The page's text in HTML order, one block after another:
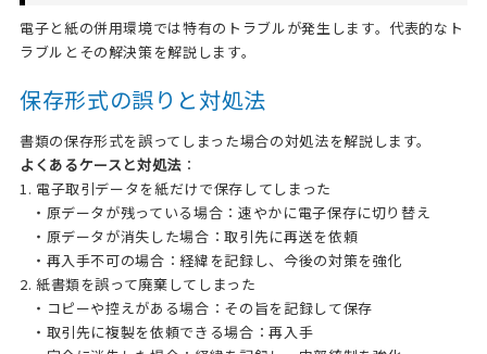
電子と紙の併用環境では特有のトラブルが発生します。代表的なト
ラブルとその解決策を解説します。
保存形式の誤りと対処法
書類の保存形式を誤ってしまった場合の対処法を解説します。
よくあるケースと対処法 ：
1. 電子取引データを紙だけで保存してしまった
・原データが残っている場合：速やかに電子保存に切り替え
・原データが消失した場合：取引先に再送を依頼
・再入手不可の場合：経緯を記録し、今後の対策を強化
2. 紙書類を誤って廃棄してしまった
・コピーや控えがある場合：その旨を記録して保存
・取引先に複製を依頼できる場合：再入手